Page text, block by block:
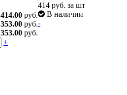
414.00 руб.
353.00 руб.
353.00 руб.
414 руб. за шт
В наличии
-
+